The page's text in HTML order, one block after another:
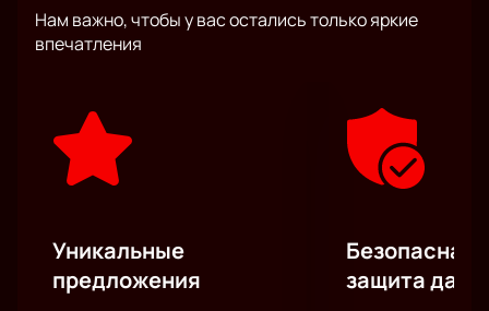
с помощью юмора, тонких сравнений, разговорных
шуток. Нельзя назвать стендап легким занятием,
вам, что говорить с юмором и легко можно обо всем
что угодно.
Сомневаетесь? Приходите на настоящую
«смехотерапию» комплексов и неуверенности в
Нам важно, чтобы у вас остались только яркие
впечатления
Уникальные
предложения
Безопасная
защита